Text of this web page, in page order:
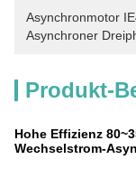
Asynchronmotor
Asynchroner
Produkt-
Hohe Effizienz
Wechselstrom-